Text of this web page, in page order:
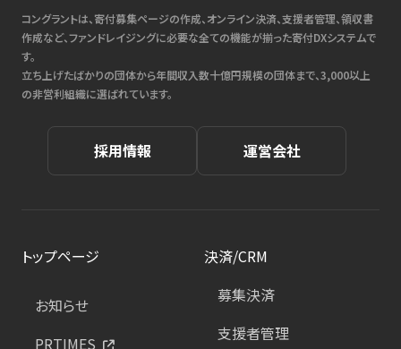
コングラントは、寄付募集ページの作成、オンライン決済、支援者管理、領収書
作成など、ファンドレイジングに必要な全ての機能が揃った寄付DXシステムで
す。
立ち上げたばかりの団体から年間収入数十億円規模の団体まで、3,000以上
の非営利組織に選ばれています。
採用情報 運営会社
トップページ
お知らせ
PRTIMES
決済/CRM
募集決済
支援者管理